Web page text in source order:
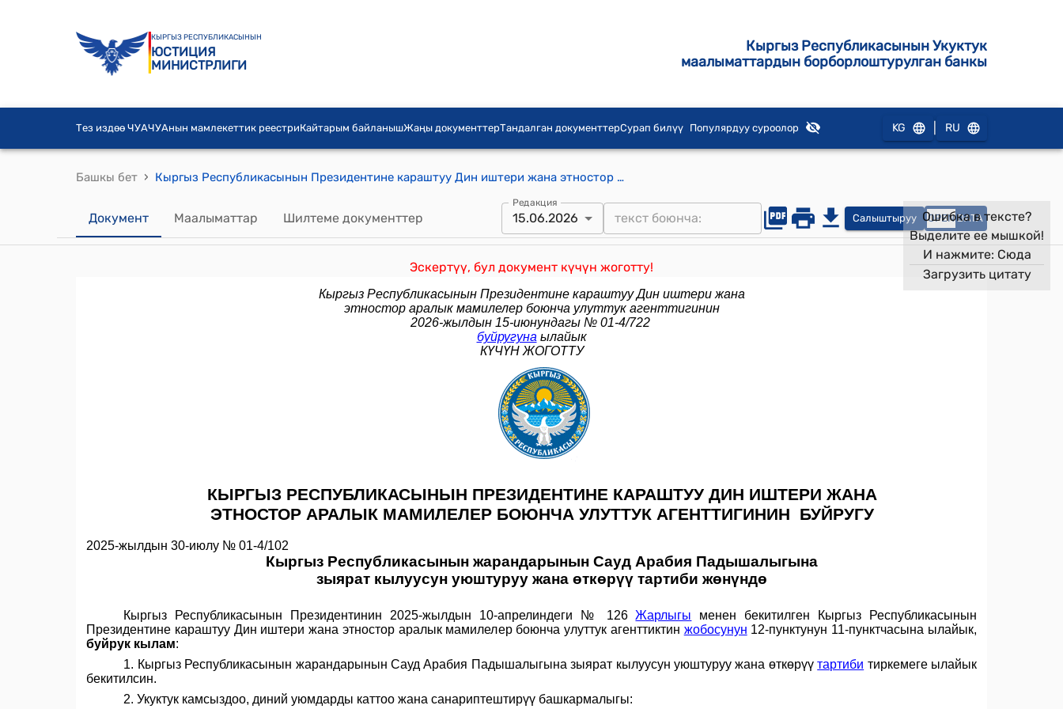
КЫРГЫЗ РЕСПУБЛИКАСЫНЫН
ЮСТИЦИЯ
МИНИСТРЛИГИ
Кыргыз Республикасынын Укуктук
маалыматтардын борборлоштурулган банкы
Тез издөө ЧУАЧУАнын мамлекеттик реестриКайтарым байланышЖаңы документтерТандалган документтерСурап билүү Популярдуу суроолор KG RU
Башкы бет › Кыргыз Республикасынын Президентине караштуу Дин иштери жана этностор аралык мамилелер боюнча улуттук агенттигинин 2025-жылдын 30-июлу № 01-4/102 "Кыргыз Республикасынын жарандарынын Сауд Арабия Падышалыгына зыярат кылуусун уюштуруу жана өткөрүү тартиби жөнүндө" буйрук
Документ Маалыматтар Шилтеме документтер
Редакция
15.06.2026 Салыштыруу OPEN DATA
Эскертүү, бул документ күчүн жоготту!
Ошибка в тексте?
Выделите ее мышкой!
И нажмите: Сюда
Загрузить цитату